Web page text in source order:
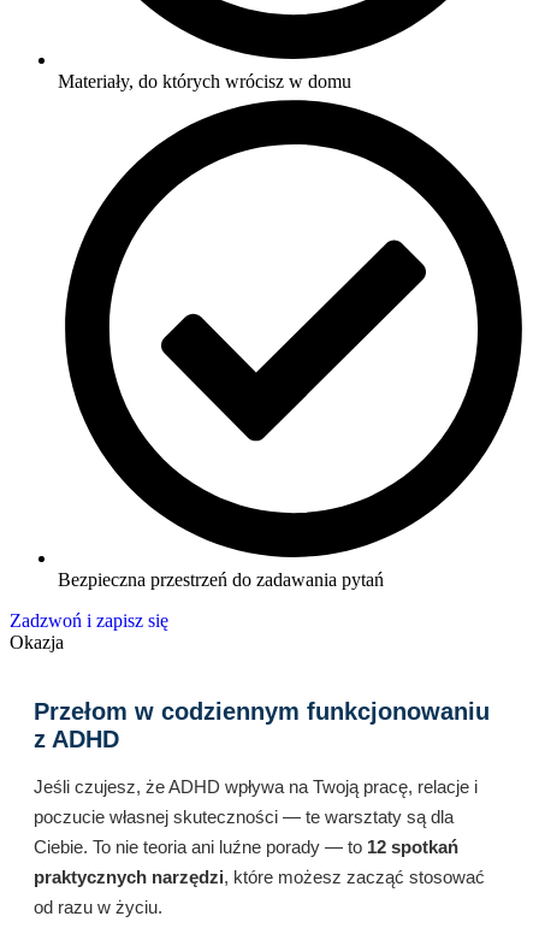
Materiały, do których wrócisz w domu
Bezpieczna przestrzeń do zadawania pytań
Zadzwoń i zapisz się
Okazja
Przełom w codziennym funkcjonowaniu
z ADHD
Jeśli czujesz, że ADHD wpływa na Twoją pracę, relacje i
poczucie własnej skuteczności — te warsztaty są dla
Ciebie. To nie teoria ani luźne porady — to 12 spotkań
praktycznych narzędzi, które możesz zacząć stosować
od razu w życiu.